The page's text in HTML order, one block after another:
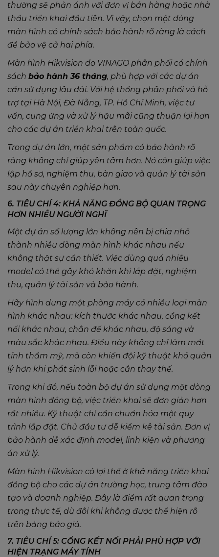
thường sẽ phản ánh với đơn vị bán hàng hoặc nhà
thầu triển khai đầu tiên. Vì vậy, chọn một dòng
màn hình có chính sách bảo hành rõ ràng là cách
để bảo vệ cả hai phía.
Màn hình Hikvision do VINAGO phân phối có chính
sách bảo hành 36 tháng, phù hợp với các dự án
cần sử dụng lâu dài. Với hệ thống phân phối và hỗ
trợ tại Hà Nội, Đà Nẵng, TP. Hồ Chí Minh, việc tư
vấn, cung ứng và xử lý hậu mãi cũng thuận lợi hơn
cho các dự án triển khai trên toàn quốc.
Trong dự án lớn, một sản phẩm có bảo hành rõ
ràng không chỉ giúp yên tâm hơn. Nó còn giúp việc
lập hồ sơ, nghiệm thu, bàn giao và quản lý tài sản
sau này chuyên nghiệp hơn.
6. TIÊU CHÍ 4: KHẢ NĂNG ĐỒNG BỘ QUAN TRỌNG
HƠN NHIỀU NGƯỜI NGHĨ
Một dự án số lượng lớn không nên bị chia nhỏ
thành nhiều dòng màn hình khác nhau nếu
không thật sự cần thiết. Việc dùng quá nhiều
model có thể gây khó khăn khi lắp đặt, nghiệm
thu, quản lý tài sản và bảo hành.
Hãy hình dung một phòng máy có nhiều loại màn
hình khác nhau: kích thước khác nhau, cổng kết
nối khác nhau, chân đế khác nhau, độ sáng và
màu sắc khác nhau. Điều này không chỉ làm mất
tính thẩm mỹ, mà còn khiến đội kỹ thuật khó quản
lý hơn khi phát sinh lỗi hoặc cần thay thế.
Trong khi đó, nếu toàn bộ dự án sử dụng một dòng
màn hình đồng bộ, việc triển khai sẽ đơn giản hơn
rất nhiều. Kỹ thuật chỉ cần chuẩn hóa một quy
trình lắp đặt. Chủ đầu tư dễ kiểm kê tài sản. Đơn vị
bảo hành dễ xác định model, linh kiện và phương
án xử lý.
Màn hình Hikvision có lợi thế ở khả năng triển khai
đồng bộ cho các dự án trường học, trung tâm đào
tạo và doanh nghiệp. Đây là điểm rất quan trọng
trong thực tế, dù đôi khi không được thể hiện rõ
trên bảng báo giá.
7. TIÊU CHÍ 5: CỔNG KẾT NỐI PHẢI PHÙ HỢP VỚI
HIỆN TRẠNG MÁY TÍNH